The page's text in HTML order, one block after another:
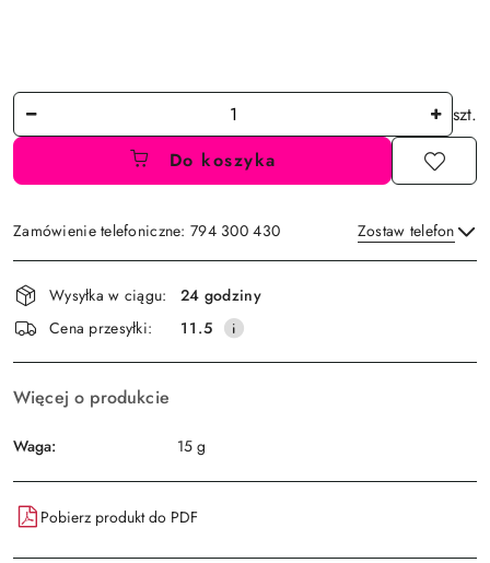
Ilość
szt.
Do koszyka
Zamówienie telefoniczne: 794 300 430 Zostaw telefon
Wyślij
Dostępność
i
dostawa
Wysyłka w ciągu:
24 godziny
Cena przesyłki:
11.5
Więcej o produkcie
Waga: 15 g
Pobierz produkt do PDF